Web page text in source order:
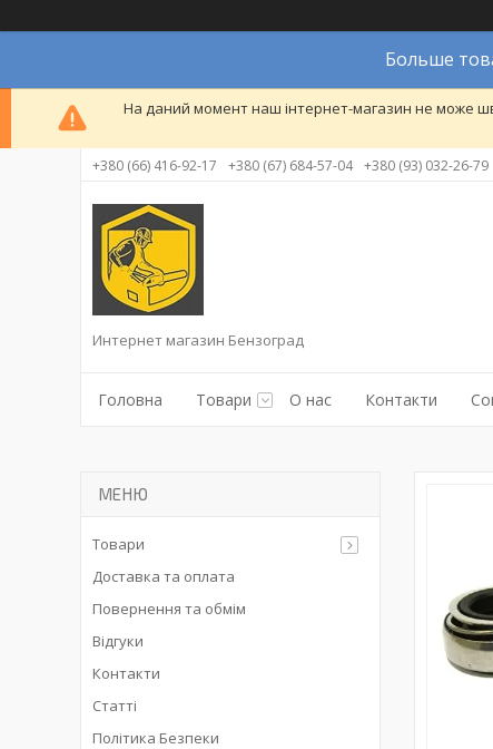
Больше
На даний момент наш інтернет-магазин не може
+380 (66) 416-92-17 +380 (67) 684-57-04 +380 (93) 032-26-79
Интернет магазин Бензоград
Головна Товари О нас Контакти
Товари
Доставка та оплата
Повернення та обмім
Відгуки
Контакти
Статті
Політика Безпеки